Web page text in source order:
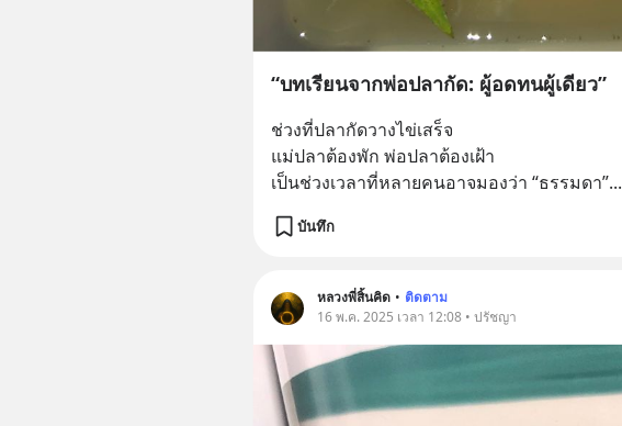
“บทเรียนจากพ่อปลากัด: ผู้อดทนผู้เดียว”
ช่วงที่ปลากัดวางไข่เสร็จ
แม่ปลาต้องพัก พ่อปลาต้องเฝ้า
เป็นช่วงเวลาที่หลายคนอาจมองว่า “ธรรมดา”...
บันทึก
หลวงพี่สิ้นคิด • ติดตาม
16 พ.ค. 2025 เวลา 12:08 • ปรัชญา